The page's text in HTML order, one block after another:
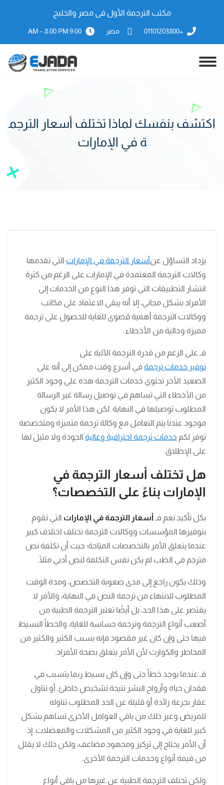
مكتب الترجمة الأول فى مصر والخليج
+01101203800 مصر 9:00 AM – 8:00 PM
اكتشف بنفسك لماذا تختلف أسعار الترجم
ة في الإمارات
يزداد التساؤل عنأسعار الترجمة في الإمارات التي تقدمها
وكالات الترجمة المعتمدة في الإمارات على الرغم من كثرة
انتشار التطبيقات التي توفر هذا النوع من الخدمات إلى
الأفراد بشكل مجاني، إلا أنه يبقى الاعتماد على مكاتب
ووكالات الترجمة أهمية قصوى للغاية للحصول على ترجمة
مميزة وخالية من الأخطاء.
فـ على الرغم من قدرة الترجمة الآلية على
توفير خدمات ترجمة في أسرع وقت ممكن إلى أنه على
الصعيد الأخر تحتوي خدمات الترجمة هذه على وجود الكثير
من الأخطاء التي تساهم في توصيل رسالة غير الرسالة
المطلوب توصيلها في النهاية. لكن هذا الأمر لا يكون
موجود عندنا يتم التعامل مع وكالة ترجمة متميزة ومتخصصة
توفر لكم خدمات ترجمة احترافية وعالية الجودة ولا مثيل لها
على الإطلاق.
هل تختلف أسعار الترجمة في
الإمارات بناءً على التخصصات؟
بكل تأكيد نعم فـ أسعار الترجمة في الإمارات التي تقوم
بتوفيرها المؤسسات ووكالات الترجمة تختلف اختلاف كبير
عندما يتعلق الأمر بالتخصصات المتاحة؛ حيث أن تكلفة نص
مترجم في الطب لم يكن نفس التكلفة لنص أدبي مثلًا.
وذلك يكون راجع إلى مدى صعوبة التخصص، ومدة الوقت
المطلوب للانتهاء من ترجمة النص في النهاية، والأمر لا
يقتصر على هذا الحد، بل أيضًا تعتبر الترجمة الطبية من
أصعب أنواع الترجمة وترجمة حساسة للغاية، والخطأ البسيط
فيها حتى وإن كان غير مقصود فإنه يسبب الكثير والكثير من
المخاطر والكوارث لأن الأمر يتعلق بصحة الأفراد.
فـ عندما يوجد خطأ حتى وإن كان بسيط ربما يتسبب في
فقدان حياة وأرواح البشر نتيجة تشخيص خاطئ. أو تناول
عقار بجرعة زائدة أو قليلة عن الحد المطلوب تناوله
للمريض.وغير ذلك من باقي العوامل الأخرى تساهم بشكل
كبير للغاية في وجود الكثير من المشكلات والمعضلات. إذ
أن الأمر يحتاج إلى تركيز ومجهود مضاعف، ولكن ذلك لا يقلل
من قيمة أنواع وخدمات الترجمة الأخرى.
ولكن تختلف الترجمة الطبية عن غيرها من باقي أنواع